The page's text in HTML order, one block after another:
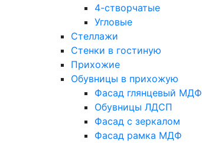
4-створчатые
Угловые
Стеллажи
Стенки в гостиную
Прихожие
Обувницы в прихожую
Фасад глянцевый МДФ
Обувницы ЛДСП
Фасад с зеркалом
Фасад рамка МДФ